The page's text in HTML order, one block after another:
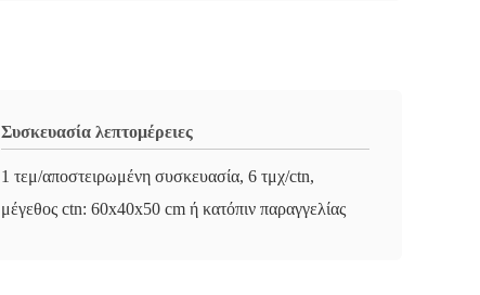
Συσκευασία λεπτομέρειες
1 τεμ/αποστειρωμένη συσκευασία, 6 τμχ/ctn,
μέγεθος ctn: 60x40x50 cm ή κατόπιν παραγγελίας